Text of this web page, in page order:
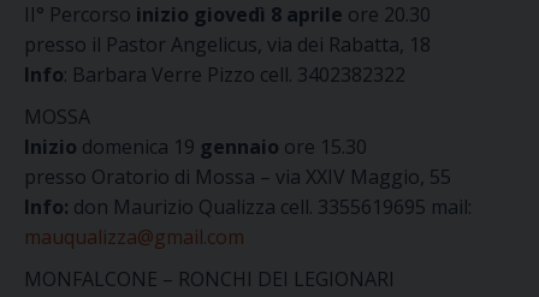
II° Percorso inizio giovedì 8 aprile ore 20.30
presso il Pastor Angelicus, via dei Rabatta, 18
Info: Barbara Verre Pizzo cell. 3402382322
MOSSA
Inizio domenica 19 gennaio ore 15.30
presso Oratorio di Mossa – via XXIV Maggio, 55
Info: don Maurizio Qualizza cell. 3355619695 mail:
mauqualizza@gmail.com
MONFALCONE – RONCHI DEI LEGIONARI